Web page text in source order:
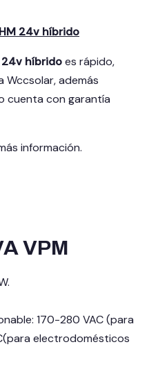
24v híbrido
24v híbridoes rápido,
Wccsolar, además
cuenta con garantía
información.
VPM
170-280 VAC (para
electrodomésticos